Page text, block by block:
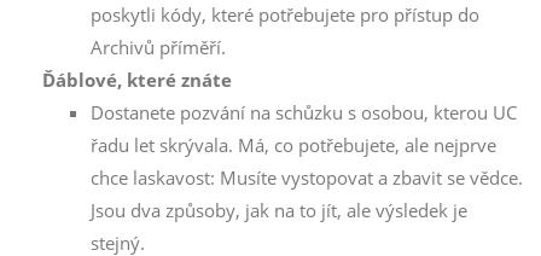
poskytli kódy, které potřebujete pro přístup do
Archivů příměří.
Ďáblové, které znáte
Dostanete pozvání na schůzku s osobou, kterou UC
řadu let skrývala. Má, co potřebujete, ale nejprve
chce laskavost: Musíte vystopovat a zbavit se vědce.
Jsou dva způsoby, jak na to jít, ale výsledek je
stejný.